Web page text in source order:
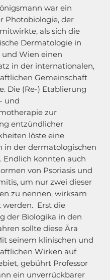
war ein
Photobiologie, der
als sich die
Dermatologie in
Wien einen
in der internationalen,
Gemeinschaft
Die (Re-) Etablierung
und
zur
entzündlicher
löste eine
in der dermatologischen
Endlich konnten auch
von Psoriasis und
um nur zwei dieser
zu nennen, wirksam
werden. Erst die
der Biologika in den
sollte diese Ära
seinem klinischen und
Wirken auf
gebührt Professor
ein unverrückbarer